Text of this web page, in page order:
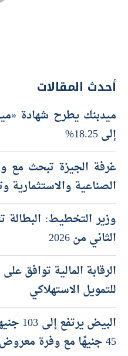
أحدث المقالات
ميدبنك يطرح شهادة
إلى 18.25%
غرفة الجيزة تبحث مع
الصناعية والاستثمارية
الثاني من 2026
الرقابة المالية توافق
للتمويل الاستهلاكي
45 جنيهًا مع وفرة معروض الدواجن